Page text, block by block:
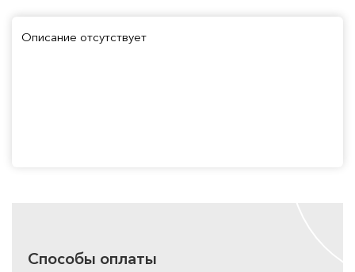
Описание отсутствует
Способы оплаты